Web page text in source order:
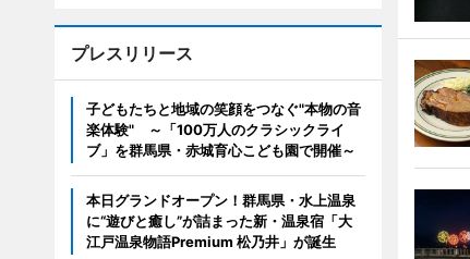
プレスリリース
子どもたちと地域の笑顔をつなぐ"本物の音
楽体験" ～「100万人のクラシックライ
ブ」を群馬県・赤城育心こども園で開催～
本日グランドオープン！群馬県・水上温泉
に“遊びと癒し”が詰まった新・温泉宿「大
江戸温泉物語Premium 松乃井」が誕生